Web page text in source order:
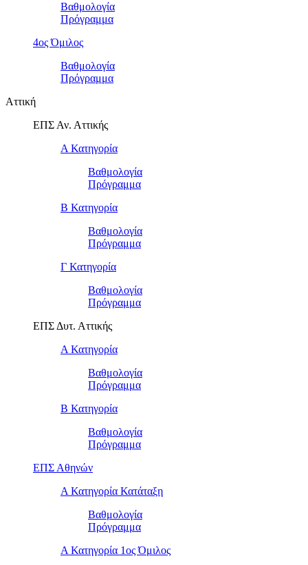
Βαθμολογία
Πρόγραμμα
4ος Όμιλος
Βαθμολογία
Πρόγραμμα
Αττική
ΕΠΣ Αν. Αττικής
Α Κατηγορία
Βαθμολογία
Πρόγραμμα
Β Κατηγορία
Βαθμολογία
Πρόγραμμα
Γ Κατηγορία
Βαθμολογία
Πρόγραμμα
ΕΠΣ Δυτ. Αττικής
Α Κατηγορία
Βαθμολογία
Πρόγραμμα
Β Κατηγορία
Βαθμολογία
Πρόγραμμα
ΕΠΣ Αθηνών
Α Κατηγορία Κατάταξη
Βαθμολογία
Πρόγραμμα
Α Κατηγορία 1ος Όμιλος